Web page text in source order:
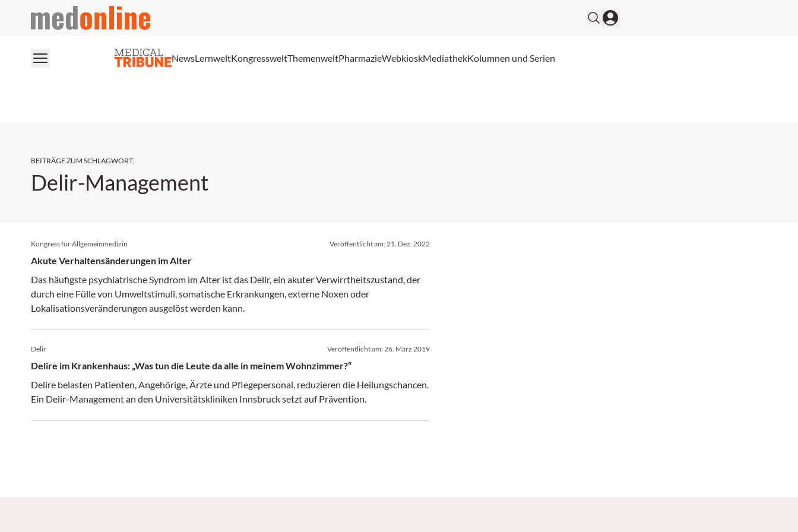
medonline
NewsLernweltKongressweltThemenweltPharmazieWebkioskMediathekKolumnen und Serien
BEITRÄGE ZUM SCHLAGWORT:
Delir-Management
Kongress für Allgemeinmedizin Veröffentlicht am:21. Dez. 2022
Akute Verhaltensänderungen im Alter
Das häufigste psychiatrische Syndrom im Alter ist das Delir, ein akuter Verwirrtheitszustand, der
durch eine Fülle von Umweltstimuli, somatische Erkrankungen, externe Noxen oder
Lokalisationsveränderungen ausgelöst werden kann.
Delir Veröffentlicht am:26. März 2019
Delire im Krankenhaus: „Was tun die Leute da alle in meinem Wohnzimmer?“
Delire belasten Patienten, Angehörige, Ärzte und Pflegepersonal, reduzieren die Heilungschancen.
Ein Delir-Management an den Universitätskliniken Innsbruck setzt auf Prävention.